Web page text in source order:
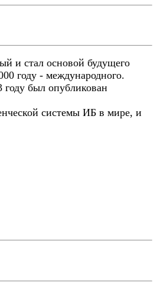
и стал основой будущего
году - международного.
году был опубликован
системы ИБ в мире, и